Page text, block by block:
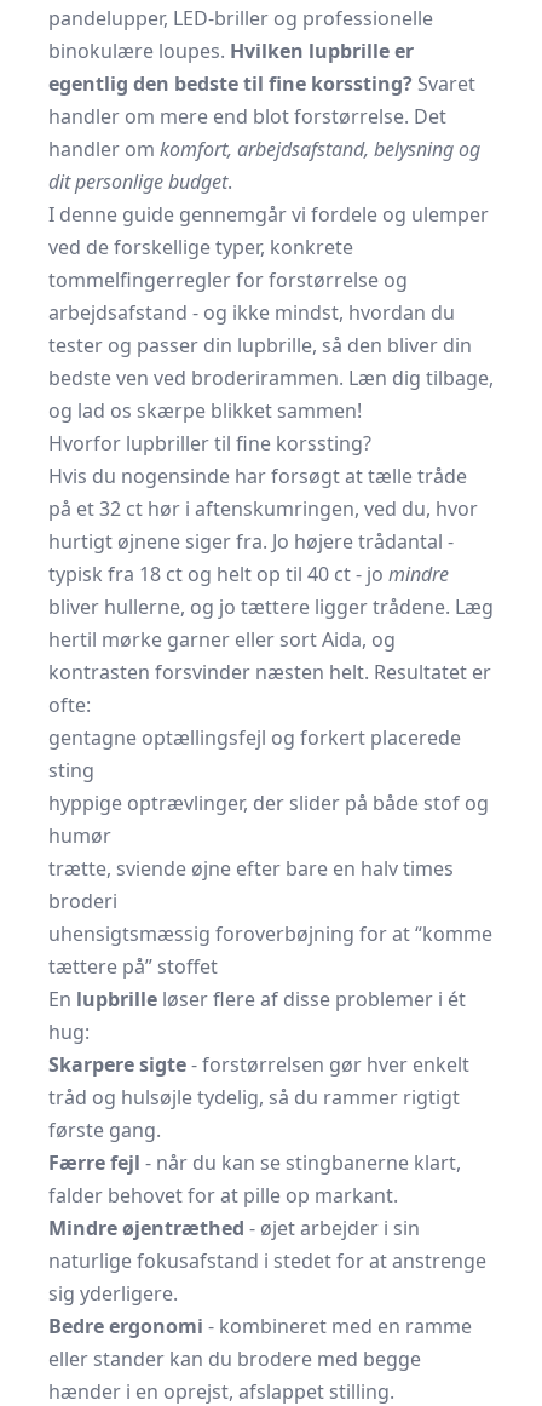
pandelupper, LED-briller og professionelle
binokulære loupes. Hvilken lupbrille er
egentlig den bedste til fine korssting? Svaret
handler om mere end blot forstørrelse. Det
handler om komfort, arbejdsafstand, belysning og
dit personlige budget.
I denne guide gennemgår vi fordele og ulemper
ved de forskellige typer, konkrete
tommelfingerregler for forstørrelse og
arbejdsafstand - og ikke mindst, hvordan du
tester og passer din lupbrille, så den bliver din
bedste ven ved broderirammen. Læn dig tilbage,
og lad os skærpe blikket sammen!
Hvorfor lupbriller til fine korssting?
Hvis du nogensinde har forsøgt at tælle tråde
på et 32 ct hør i aftenskumringen, ved du, hvor
hurtigt øjnene siger fra. Jo højere trådantal -
typisk fra 18 ct og helt op til 40 ct - jo mindre
bliver hullerne, og jo tættere ligger trådene. Læg
hertil mørke garner eller sort Aida, og
kontrasten forsvinder næsten helt. Resultatet er
ofte:
gentagne optællingsfejl og forkert placerede
sting
hyppige optrævlinger, der slider på både stof og
humør
trætte, sviende øjne efter bare en halv times
broderi
uhensigtsmæssig foroverbøjning for at “komme
tættere på” stoffet
En lupbrille løser flere af disse problemer i ét
hug:
Skarpere sigte- forstørrelsen gør hver enkelt
tråd og hulsøjle tydelig, så du rammer rigtigt
første gang.
Færre fejl - når du kan se stingbanerne klart,
falder behovet for at pille op markant.
Mindre øjentræthed - øjet arbejder i sin
naturlige fokusafstand i stedet for at anstrenge
sig yderligere.
Bedre ergonomi - kombineret med en ramme
eller stander kan du brodere med begge
hænder i en oprejst, afslappet stilling.